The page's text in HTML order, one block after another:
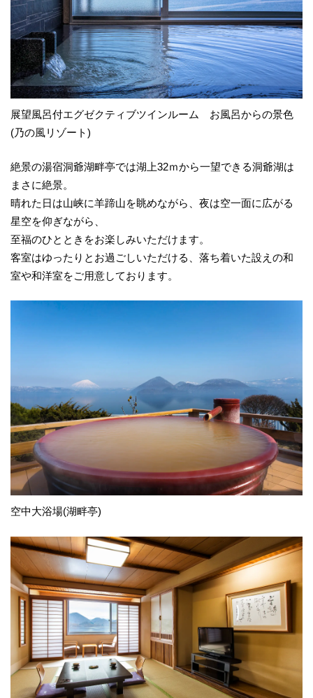
展望風呂付エグゼクティブツインルーム お風呂からの景色
(乃の風リゾート)
絶景の湯宿洞爺湖畔亭では湖上32ｍから一望できる洞爺湖は
まさに絶景。
晴れた日は山峡に羊蹄山を眺めながら、夜は空一面に広がる
星空を仰ぎながら、
至福のひとときをお楽しみいただけます。
客室はゆったりとお過ごしいただける、落ち着いた設えの和
室や和洋室をご用意しております。
空中大浴場(湖畔亭)